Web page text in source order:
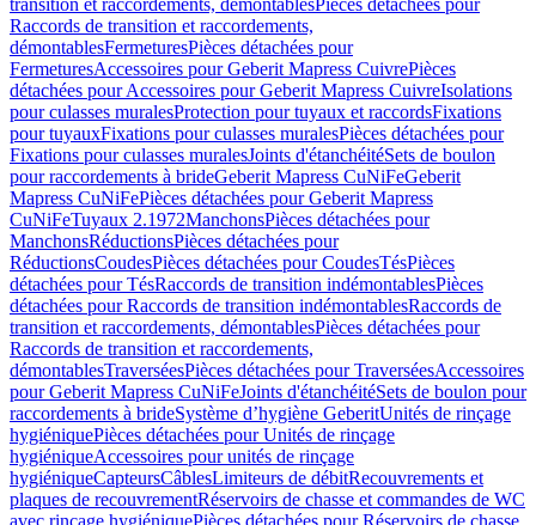
transition et raccordements, démontablesPièces détachées pour
Raccords de transition et raccordements,
démontablesFermeturesPièces détachées pour
FermeturesAccessoires pour Geberit Mapress CuivrePièces
détachées pour Accessoires pour Geberit Mapress CuivreIsolations
pour culasses muralesProtection pour tuyaux et raccordsFixations
pour tuyauxFixations pour culasses muralesPièces détachées pour
Fixations pour culasses muralesJoints d'étanchéitéSets de boulon
pour raccordements à brideGeberit Mapress CuNiFeGeberit
Mapress CuNiFePièces détachées pour Geberit Mapress
CuNiFeTuyaux 2.1972ManchonsPièces détachées pour
ManchonsRéductionsPièces détachées pour
RéductionsCoudesPièces détachées pour CoudesTésPièces
détachées pour TésRaccords de transition indémontablesPièces
détachées pour Raccords de transition indémontablesRaccords de
transition et raccordements, démontablesPièces détachées pour
Raccords de transition et raccordements,
démontablesTraverséesPièces détachées pour TraverséesAccessoires
pour Geberit Mapress CuNiFeJoints d'étanchéitéSets de boulon pour
raccordements à brideSystème d’hygiène GeberitUnités de rinçage
hygiéniquePièces détachées pour Unités de rinçage
hygiéniqueAccessoires pour unités de rinçage
hygiéniqueCapteursCâblesLimiteurs de débitRecouvrements et
plaques de recouvrementRéservoirs de chasse et commandes de WC
avec rinçage hygiéniquePièces détachées pour Réservoirs de chasse